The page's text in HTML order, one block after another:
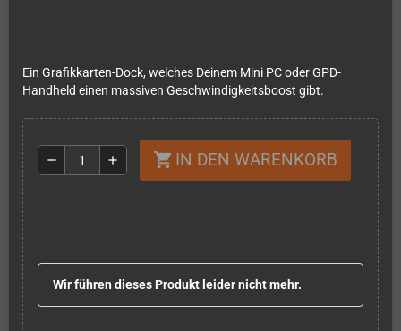
Ein Grafikkarten-Dock, welches Deinem Mini PC oder GPD-
Handheld einen massiven Geschwindigkeitsboost gibt.
remove add shopping_cart IN DEN WARENKORB
Wir führen dieses Produkt leider nicht mehr.